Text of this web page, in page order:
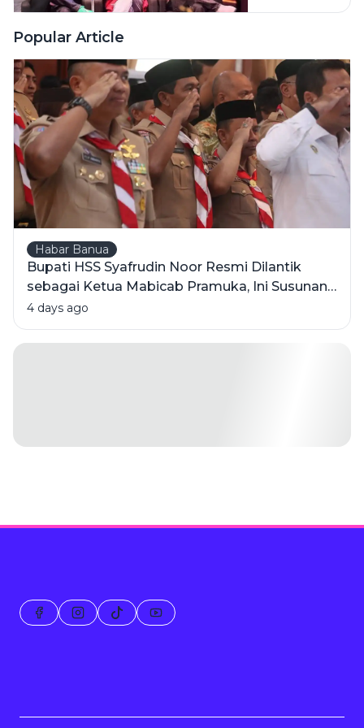
Bapak
Juara di
Hati Orang
Indonesia?
Popular Article
Habar Banua
Bupati HSS Syafrudin Noor Resmi Dilantik
sebagai Ketua Mabicab Pramuka, Ini Susunan
Pengurus 2025-2030
4 days ago